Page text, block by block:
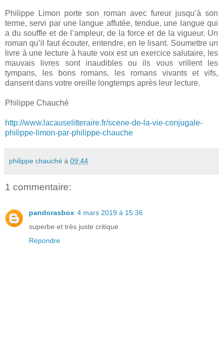
Philippe Limon porte son roman avec fureur jusqu’à son
terme, servi par une langue affutée, tendue, une langue qui
a du souffle et de l’ampleur, de la force et de la vigueur. Un
roman qu’il faut écouter, entendre, en le lisant. Soumettre un
livre à une lecture à haute voix est un exercice salutaire, les
mauvais livres sont inaudibles ou ils vous vrillent les
tympans, les bons romans, les romans vivants et vifs,
dansent dans votre oreille longtemps après leur lecture.
Philippe Chauché
http://www.lacauselitteraire.fr/scene-de-la-vie-conjugale-
philippe-limon-par-philippe-chauche
philippe chauché à 09:44
1 commentaire:
pandorasbox 4 mars 2019 à 15:36
superbe et très juste critique
Répondre